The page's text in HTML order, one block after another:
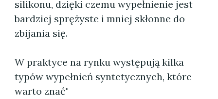
silikonu, dzięki czemu wypełnienie jest
bardziej sprężyste i mniej skłonne do
zbijania się.
W praktyce na rynku występują kilka
typów wypełnień syntetycznych, które
warto znać"